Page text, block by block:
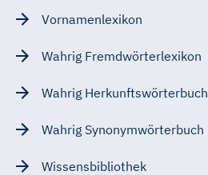
Vornamenlexikon
Wahrig Fremdwörterlexikon
Wahrig Herkunftswörterbuch
Wahrig Synonymwörterbuch
Wissensbibliothek